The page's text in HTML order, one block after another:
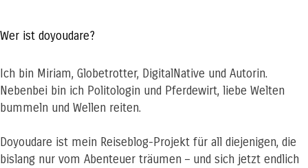
Wer ist doyoudare?
Ich bin Miriam, Globetrotter, DigitalNative und Autorin.
Nebenbei bin ich Politologin und Pferdewirt, liebe Welten
bummeln und Wellen reiten.
Doyoudare ist mein Reiseblog-Projekt für all diejenigen, die
bislang nur vom Abenteuer träumen – und sich jetzt endlich